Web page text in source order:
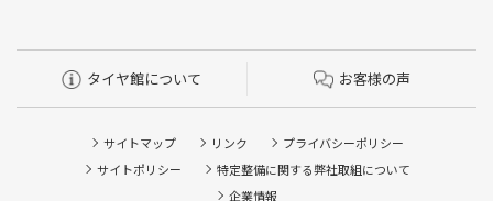
タイヤ館について お客様の声
サイトマップ リンク
プライバシーポリシー
サイトポリシー
特定整備に関する弊社取組について
企業情報